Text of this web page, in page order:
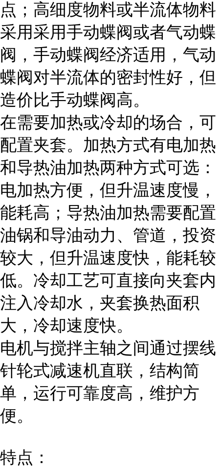
点；高细度物料或半流体物料
采用采用手动蝶阀或者气动蝶
阀，手动蝶阀经济适用，气动
蝶阀对半流体的密封性好，但
造价比手动蝶阀高。
在需要加热或冷却的场合，可
配置夹套。加热方式有电加热
和导热油加热两种方式可选：
电加热方便，但升温速度慢，
能耗高；导热油加热需要配置
油锅和导油动力、管道，投资
较大，但升温速度快，能耗较
低。冷却工艺可直接向夹套内
注入冷却水，夹套换热面积
大，冷却速度快。
电机与搅拌主轴之间通过摆线
针轮式减速机直联，结构简
单，运行可靠度高，维护方
便。
特点：